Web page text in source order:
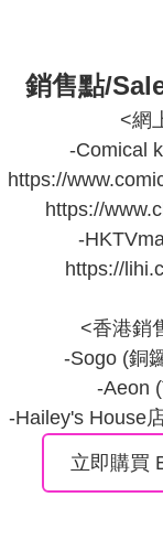
銷售點/
<網
-Comical
https://
https://
-
https://
<香港銷
-Sogo (銅
-Aeon
-Hailey's House
立即購買